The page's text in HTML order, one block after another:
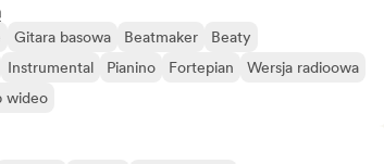
Gitara basowa Beatmaker
Beaty
Instrumental Pianino Fortepian
Wersja radioowa
wideo